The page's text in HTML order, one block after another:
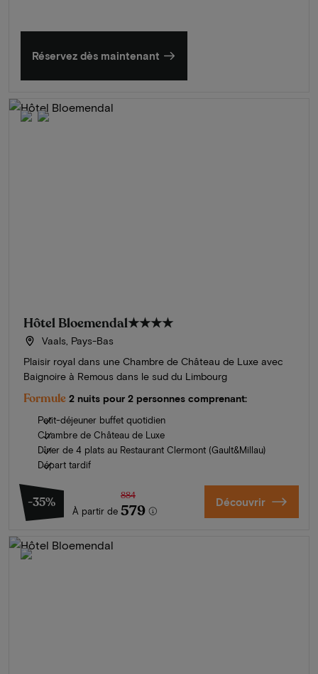
Réservez dès maintenant
Hôtel Bloemendal★★★★
Vaals, Pays-Bas
Plaisir royal dans une Chambre de Château de Luxe avec
Baignoire à Remous dans le sud du Limbourg
Formule 2 nuits pour 2 personnes comprenant:
Petit-déjeuner buffet quotidien
Chambre de Château de Luxe
Dîner de 4 plats au Restaurant Clermont (Gault&Millau)
Départ tardif
-35%
À partir de
884
579 Découvrir